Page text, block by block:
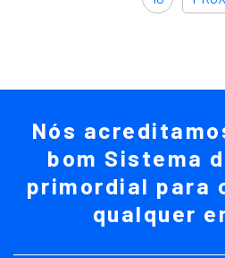
Nós
bom Sistema
primordial para
qualquer